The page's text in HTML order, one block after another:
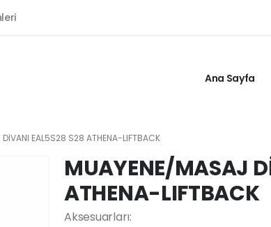
Ana Sayfa
EAL5S28 S28 ATHENA-LIFTBACK
MUAYENE/MASAJ
ATHENA-LIFTBACK
Aksesuarları: